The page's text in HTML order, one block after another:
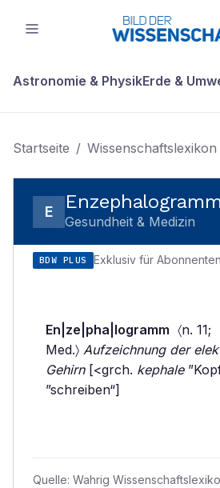
Astronomie & PhysikErde &
Startseite / Wissenschaftslexikon
E Enzephalogramm
Gesundheit & Medizin
BDW PLUS Exklusiv für Abonnenten
En|ze|pha|logramm 〈n. 11;
Med.〉 Aufzeichnung der
Gehirn[<grch. kephale
”schreiben“]
Quelle: Wahrig